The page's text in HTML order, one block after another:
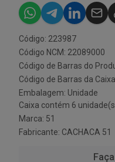
Código: 223987
Código NCM: 22089000
Código de Barras do
Código de Barras da
Embalagem: Unidade
Caixa contém 6
Marca: 51
Fabricante: CACHACA 51